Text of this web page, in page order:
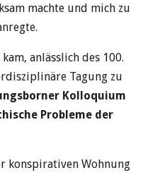
machte und mich zu
anlässlich des 100.
Tagung zu
Kolloquium
Probleme der
konspirativen Wohnung